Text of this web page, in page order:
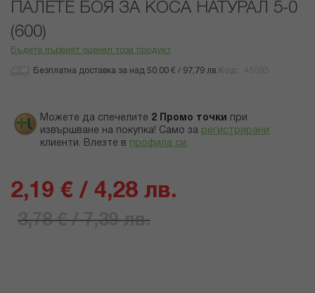
началото
галерия
със
ПАЛЕТЕ БОЯ ЗА КОСА НАТУРАЛ 5-0
(600)
Бъдете първият оценил този продукт
Безплатна доставка за над 50.00 € / 97,79 лв.
Можете да спечелите 2 Промо точки
при
извършване на покупка! Само за регистрирани
клиенти. Влезте в профила си .
2,19 € / 4,28 лв.
3,78 € / 7,39 лв.